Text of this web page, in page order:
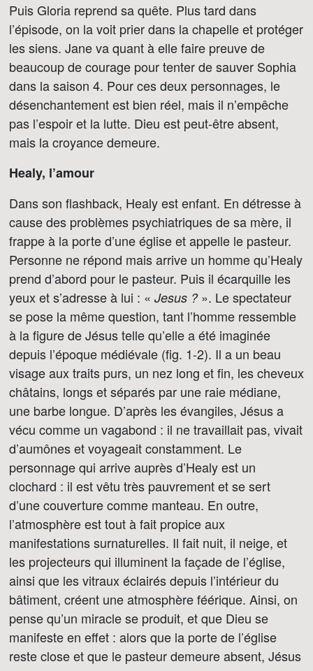
Puis Gloria reprend sa quête. Plus tard dans
l’épisode, on la voit prier dans la chapelle et protéger
les siens. Jane va quant à elle faire preuve de
beaucoup de courage pour tenter de sauver Sophia
dans la saison 4. Pour ces deux personnages, le
désenchantement est bien réel, mais il n’empêche
pas l’espoir et la lutte. Dieu est peut-être absent,
mais la croyance demeure.
Healy, l’amour
Dans son flashback, Healy est enfant. En détresse à
cause des problèmes psychiatriques de sa mère, il
frappe à la porte d’une église et appelle le pasteur.
Personne ne répond mais arrive un homme qu’Healy
prend d’abord pour le pasteur. Puis il écarquille les
yeux et s’adresse à lui : « Jesus ?». Le spectateur
se pose la même question, tant l’homme ressemble
à la figure de Jésus telle qu’elle a été imaginée
depuis l’époque médiévale (fig. 1-2). Il a un beau
visage aux traits purs, un nez long et fin, les cheveux
châtains, longs et séparés par une raie médiane,
une barbe longue. D’après les évangiles, Jésus a
vécu comme un vagabond : il ne travaillait pas, vivait
d’aumônes et voyageait constamment. Le
personnage qui arrive auprès d’Healy est un
clochard : il est vêtu très pauvrement et se sert
d’une couverture comme manteau. En outre,
l’atmosphère est tout à fait propice aux
manifestations surnaturelles. Il fait nuit, il neige, et
les projecteurs qui illuminent la façade de l’église,
ainsi que les vitraux éclairés depuis l’intérieur du
bâtiment, créent une atmosphère féérique. Ainsi, on
pense qu’un miracle se produit, et que Dieu se
manifeste en effet : alors que la porte de l’église
reste close et que le pasteur demeure absent, Jésus